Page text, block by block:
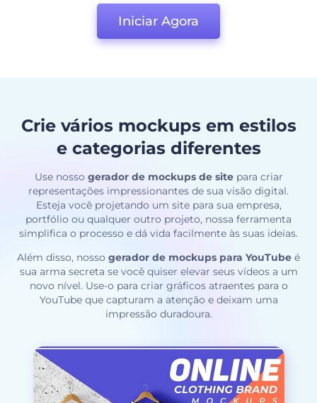
Iniciar Agora
Crie vários mockups em estilos
e categorias diferentes
Use nosso gerador de mockups de sitepara criar
representações impressionantes de sua visão digital.
Esteja você projetando um site para sua empresa,
portfólio ou qualquer outro projeto, nossa ferramenta
simplifica o processo e dá vida facilmente às suas ideias.
Além disso, nosso gerador de mockups para YouTube é
sua arma secreta se você quiser elevar seus vídeos a um
novo nível. Use-o para criar gráficos atraentes para o
YouTube que capturam a atenção e deixam uma
impressão duradoura.